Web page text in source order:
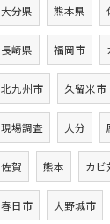
大分県 熊本県
長崎県 福岡市
北九州市 久留米市
現場調査 大分
佐賀 熊本 カビ
春日市 大野城市